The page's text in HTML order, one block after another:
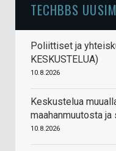
TECHBBS
Poliittiset ja
KESKUSTELUA)
10.8.2026
Keskustelua
maahanmuutosta
10.8.2026